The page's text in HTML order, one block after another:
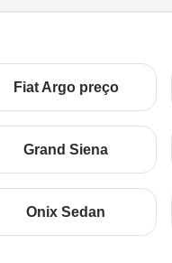
Fiat Argo preço
Grand Siena
Onix Sedan